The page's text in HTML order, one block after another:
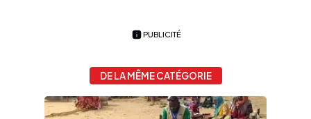
PUBLICITÉ
DE LA MÊME CATÉGORIE